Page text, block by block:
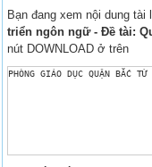
Bạn đang xem nội dung tài
triển ngôn ngữ - Đề tài:
nút DOWNLOAD ở trên
PHÒNG GIÁO DỤC QUẬN